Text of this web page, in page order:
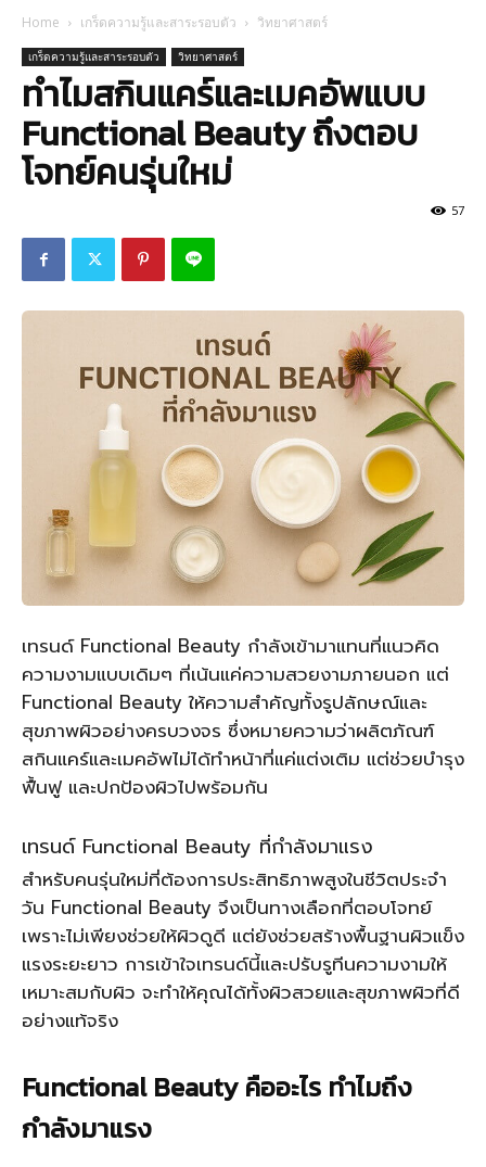
Home เกร็ดความรู้และสาระรอบตัว วิทยาศาสตร์
เกร็ดความรู้และสาระรอบตัว วิทยาศาสตร์
ทำไมสกินแคร์และเมคอัพแบบ
Functional Beauty ถึงตอบ
โจทย์คนรุ่นใหม่
57
เทรนด์ Functional Beauty กำลังเข้ามาแทนที่แนวคิด
ความงามแบบเดิมๆ ที่เน้นแค่ความสวยงามภายนอก แต่
Functional Beauty ให้ความสำคัญทั้งรูปลักษณ์และ
สุขภาพผิวอย่างครบวงจร ซึ่งหมายความว่าผลิตภัณฑ์
สกินแคร์และเมคอัพไม่ได้ทำหน้าที่แค่แต่งเติม แต่ช่วยบำรุง
ฟื้นฟู และปกป้องผิวไปพร้อมกัน
เทรนด์ Functional Beauty ที่กำลังมาแรง
สำหรับคนรุ่นใหม่ที่ต้องการประสิทธิภาพสูงในชีวิตประจำ
วัน Functional Beauty จึงเป็นทางเลือกที่ตอบโจทย์
เพราะไม่เพียงช่วยให้ผิวดูดี แต่ยังช่วยสร้างพื้นฐานผิวแข็ง
แรงระยะยาว การเข้าใจเทรนด์นี้และปรับรูทีนความงามให้
เหมาะสมกับผิว จะทำให้คุณได้ทั้งผิวสวยและสุขภาพผิวที่ดี
อย่างแท้จริง
Functional Beauty คืออะไร ทำไมถึง
กำลังมาแรง